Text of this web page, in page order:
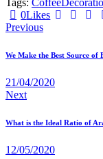
Tags: Coffee
0Likes
Navegação
de
Previous
We Make the Best Source of
21/04/2020
Next
What is the Ideal Ratio of
12/05/2020